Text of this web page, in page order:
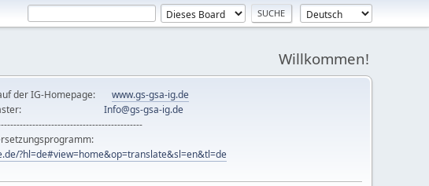
Willkommen!
der IG-Homepage: www.gs-gsa-ig.de
Info@gs-gsa-ig.de
?hl=de#view=home&op=translate&sl=en&tl=de